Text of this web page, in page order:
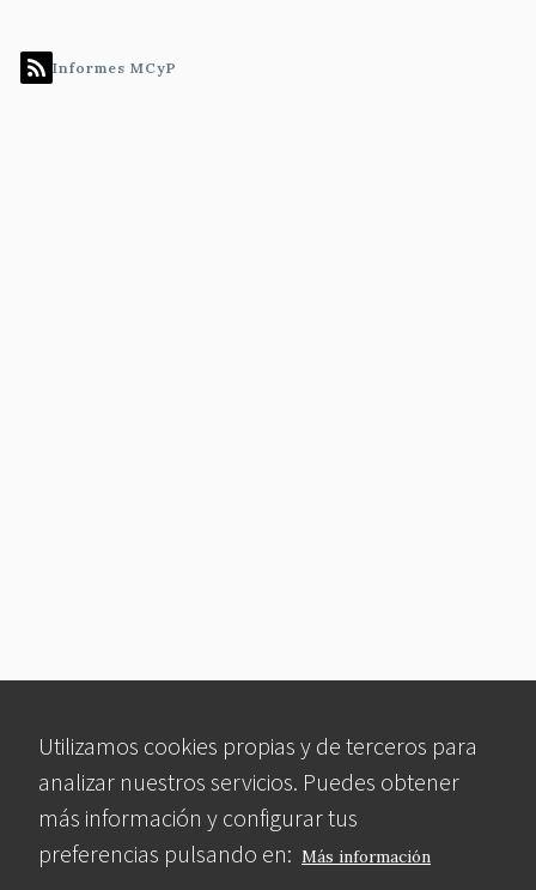
Utilizamos cookies propias y de terceros para
analizar nuestros servicios. Puedes obtener
más información y configurar tus
preferencias pulsando en: Más información
Informes MCyP